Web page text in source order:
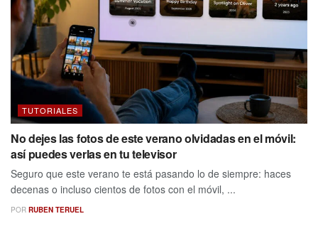
TUTORIALES
No dejes las fotos de este verano olvidadas en el móvil:
así puedes verlas en tu televisor
Seguro que este verano te está pasando lo de siempre: haces
decenas o incluso cientos de fotos con el móvil, ...
POR RUBEN TERUEL